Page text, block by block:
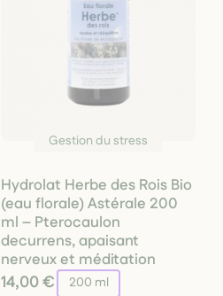
Gestion du stress
Hydrolat Herbe des Rois Bio
(eau florale) Astérale 200
ml – Pterocaulon
decurrens, apaisant
nerveux et méditation
14,00 €
200 ml